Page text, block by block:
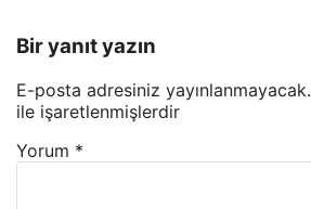
Bir yanıt yazın
E-posta adresiniz yayınlanmayacak.
ile işaretlenmişlerdir
Yorum *